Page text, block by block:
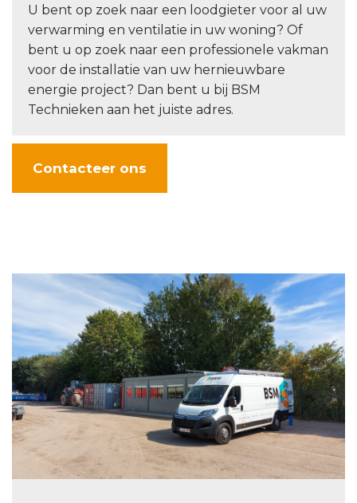
U bent op zoek naar een loodgieter voor al uw
verwarming en ventilatie in uw woning? Of
bent u op zoek naar een professionele vakman
voor de installatie van uw hernieuwbare
energie project? Dan bent u bij BSM
Technieken aan het juiste adres.
Contacteer ons